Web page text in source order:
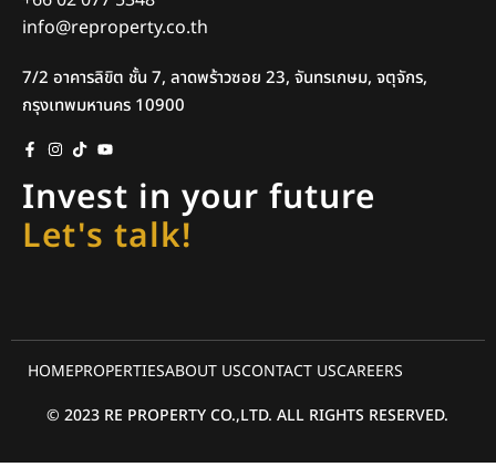
info@reproperty.co.th
7/2 อาคารลิขิต ชั้น 7, ลาดพร้าวซอย 23, จันทรเกษม, จตุจักร,
กรุงเทพมหานคร 10900
Invest in your future
Let's talk!
HOMEPROPERTIESABOUT USCONTACT USCAREERS
© 2023 RE PROPERTY CO.,LTD. ALL RIGHTS RESERVED.